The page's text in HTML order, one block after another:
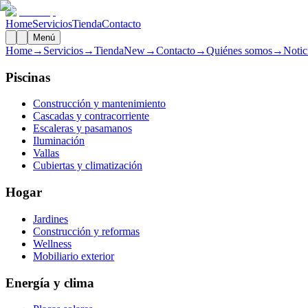
HomeServiciosTiendaContacto
Menú
Home→ Servicios→TiendaNew→Contacto→Quiénes somos→
Piscinas
Construcción y mantenimiento
Cascadas y contracorriente
Escaleras y pasamanos
Iluminación
Vallas
Cubiertas y climatización
Hogar
Jardines
Construcción y reformas
Wellness
Mobiliario exterior
Energía y clima